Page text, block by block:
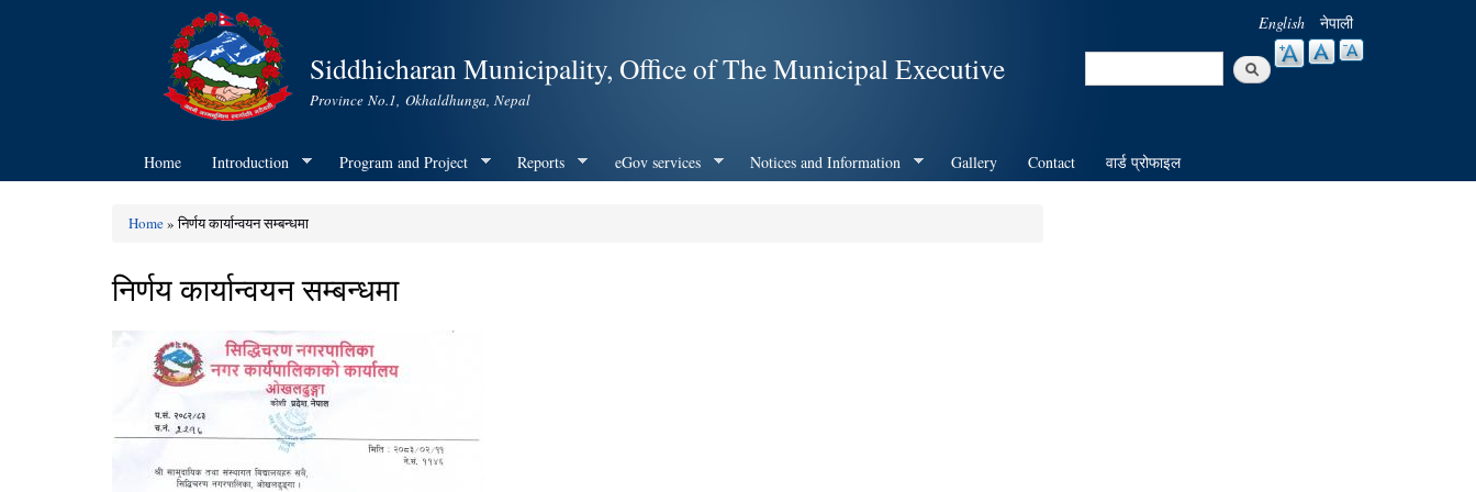
content
Siddhicharan Municipality, Office of The Municipal Executive
Province No.1, Okhaldhunga, Nepal
English नेपाली
Search
Home Introduction Program and Project Reports eGov services Notices and Information Gallery Contact वार्ड प्रोफाइल
Home» निर्णय कार्यान्वयन सम्बन्धमा
निर्णय कार्यान्वयन सम्बन्धमा